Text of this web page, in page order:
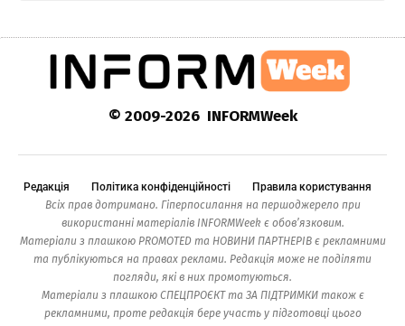
© 2009-2026 INFORMWeek
Редакція Політика конфіденційності
Правила користування
Всіх прав дотримано. Гіперпосилання на першоджерело при
використанні матеріалів INFORMWeek є обов’язковим.
Матеріали з плашкою PROMOTED та НОВИНИ ПАРТНЕРІВ є рекламними
та публікуються на правах реклами. Редакція може не поділяти
погляди, які в них промотуються.
Матеріали з плашкою СПЕЦПРОЄКТ та ЗА ПІДТРИМКИ також є
рекламними, проте редакція бере участь у підготовці цього